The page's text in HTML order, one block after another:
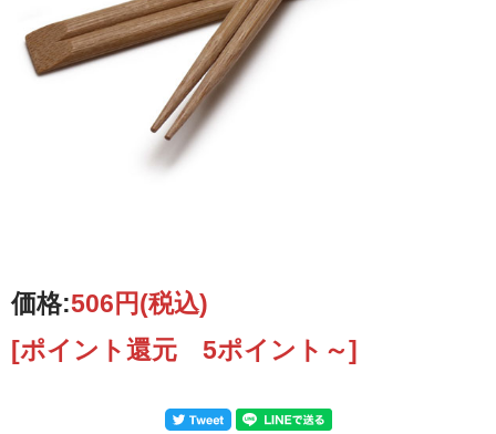
価格:506円(税込)
[ポイント還元 5ポイント～]